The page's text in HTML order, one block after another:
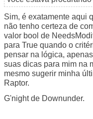
Sim, é exatamente aqui
não tenho certeza de
valor bool de
para True quando o
pensar na lógica,
suas dicas para mim na
mesmo sugerir minha
Raptor.
G'night de Downunder.